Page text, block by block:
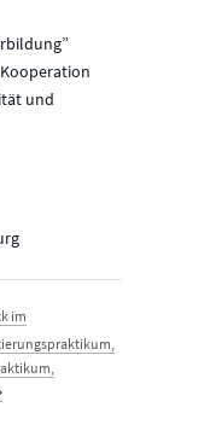
und
im